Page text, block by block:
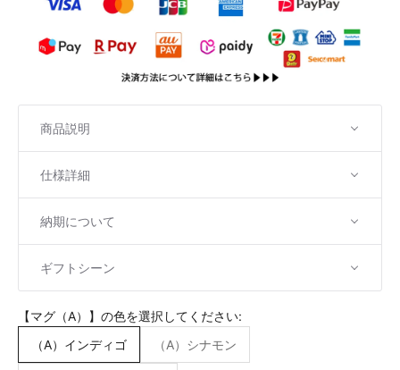
商品説明
仕様詳細
納期について
ギフトシーン
【マグ（A）】の色を選択してください:
（A）インディゴ
（A）シナモン